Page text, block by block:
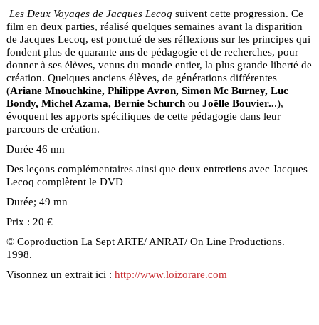
Les Deux Voyages de Jacques Lecoq suivent cette progression. Ce
film en deux parties, réalisé quelques semaines avant la disparition
de Jacques Lecoq, est ponctué de ses réflexions sur les principes qui
fondent plus de quarante ans de pédagogie et de recherches, pour
donner à ses élèves, venus du monde entier, la plus grande liberté de
création. Quelques anciens élèves, de générations différentes
(Ariane Mnouchkine, Philippe Avron, Simon Mc Burney, Luc
Bondy, Michel Azama, Bernie Schurch ou Joëlle Bouvier...),
évoquent les apports spécifiques de cette pédagogie dans leur
parcours de création.
Durée 46 mn
Des leçons complémentaires ainsi que deux entretiens avec Jacques
Lecoq complètent le DVD
Durée; 49 mn
Prix : 20 €
© Coproduction La Sept ARTE/ ANRAT/ On Line Productions.
1998.
Visonnez un extrait ici : http://www.loizorare.com